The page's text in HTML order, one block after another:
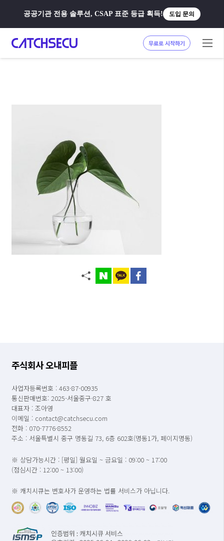
공공기관 전용 솔루션, CSAP 표준 등급 획득! 도입 문의
무료로 시작하기
주식회사 오내피플
사업자등록번호 : 463-87-00935
통신판매번호: 2025-서울중구-827 호
대표자 : 조아영
이메일 : contact@catchsecu.com
전화 : 070-7776-8552
주소 : 서울특별시 중구 명동길 73, 6층 602호(명동1가, 페이지명동)
※ 상담가능시간 : [평일] 월요일 ~ 금요일 : 09:00 ~ 17:00
(점심시간 : 12:00 ~ 13:00)
※ 캐치시큐는 변호사가 운영하는 법률 서비스가 아닙니다.